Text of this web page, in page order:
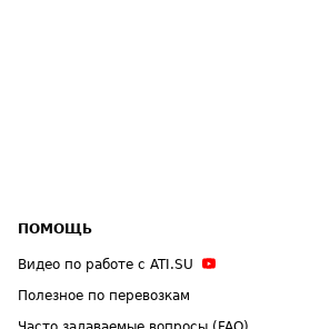
ПОМОЩЬ
Видео по работе с ATI.SU
Полезное по перевозкам